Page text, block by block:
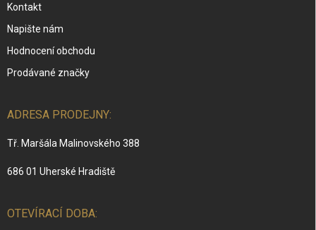
Kontakt
Napište nám
Hodnocení obchodu
Prodávané značky
ADRESA PRODEJNY:
Tř. Maršála Malinovského 388
686 01 Uherské Hradiště
OTEVÍRACÍ DOBA: